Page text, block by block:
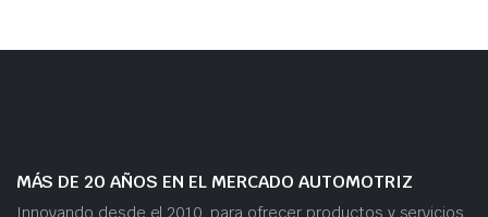
MÁS DE 20 AÑOS EN EL MERCADO AUTOMOTRIZ
Innovando desde el 2010, para ofrecer productos y servicios